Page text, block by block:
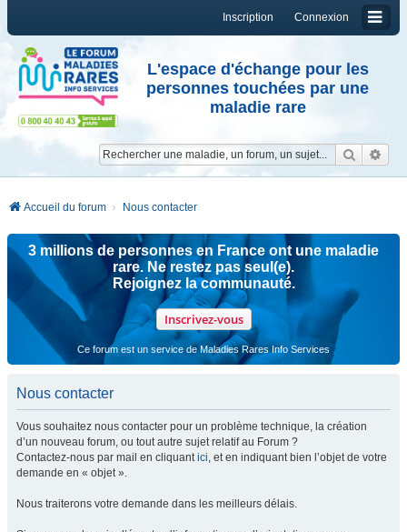
Connexion
Inscription
L'espace d'échange pour les
personnes touchées par une
maladie rare
Accueil du forum Nous contacter
3 millions de personnes en France ont une maladie
rare. Ne restez pas seul(e).
Rejoignez la communauté.
Inscrivez-vous
Ce forum est un service de Maladies Rares Info Services
Nous contacter
Vous souhaitez nous contacter pour un problème technique, la création
d’un nouveau forum, ou tout autre sujet relatif au Forum ?
Contactez-nous par mail en cliquantici, et en indiquant bien l’objet de votre
demande en « objet ».
Nous traiterons votre demande dans les meilleurs délais.